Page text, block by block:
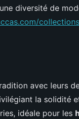
diversité de
avec leurs
la solidité
idéale pour les